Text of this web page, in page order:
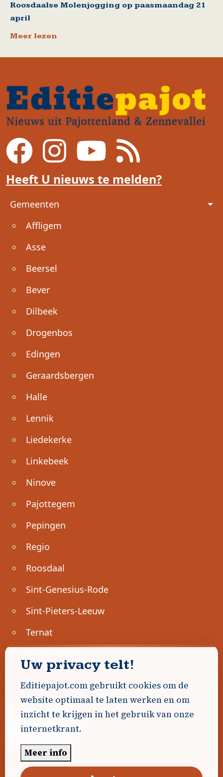
Roosdaalse Molenjogging op paasmaandag 21
april
Meer lezen
Heeft U nieuws te melden?
Voet
Gemeenten
Affligem
Asse
Beersel
Bever
Dilbeek
Drogenbos
Edingen
Geraardsbergen
Halle
Lennik
Liedekerke
Linkebeek
Ninove
Pajottegem
Pepingen
Regio
Roosdaal
Sint-Genesius-Rode
Sint-Pieters-Leeuw
Ternat
Geen advertenties gevonden.
Uw advertentie hier? Contacteer ons!
Word Partner!
© 2026 Editiepajot.com Algemene voorwaarden
Uw privacy telt!
Editiepajot.com gebruikt cookies om de
website optimaal te laten werken en om
inzicht te krijgen in het gebruik van onze
internetkrant.
Meer info